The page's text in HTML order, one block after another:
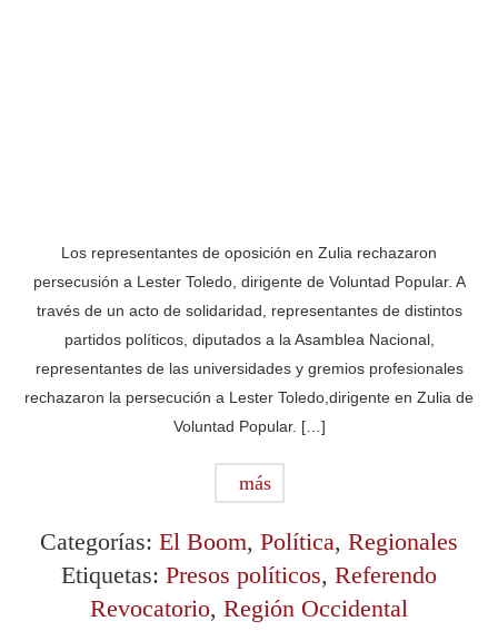
Los representantes de oposición en Zulia rechazaron
persecusión a Lester Toledo, dirigente de Voluntad Popular. A
través de un acto de solidaridad, representantes de distintos
partidos políticos, diputados a la Asamblea Nacional,
representantes de las universidades y gremios profesionales
rechazaron la persecución a Lester Toledo,dirigente en Zulia de
Voluntad Popular. […]
más
Categorías: El Boom, Política, Regionales
Etiquetas: Presos políticos, Referendo
Revocatorio, Región Occidental